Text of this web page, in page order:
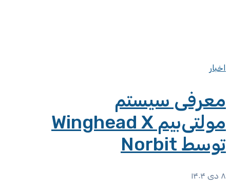
اخبار
معرفی سیستم
مولتی‌بیم Winghead X
توسط Norbit
۸ دی ۱۴۰۴